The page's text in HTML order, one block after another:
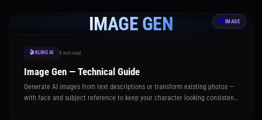
IMAGE GEN 🖼️IMAGE
🎬 KLING AI 8 min read
Image Gen — Technical Guide
Generate AI images from text descriptions or transform existing photos —
with face and subject reference to keep your character looking consistent